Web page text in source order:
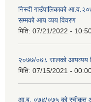
निस्दी गाउँपालिकाको
सम्मको आय व्यय विवरण
मिति: 07/21/2022 -
२०७७/०७८ सालको आयव्यय
मिति: 07/15/2021 -
आ.ब. ०७४/०७५ को स्वीकृत